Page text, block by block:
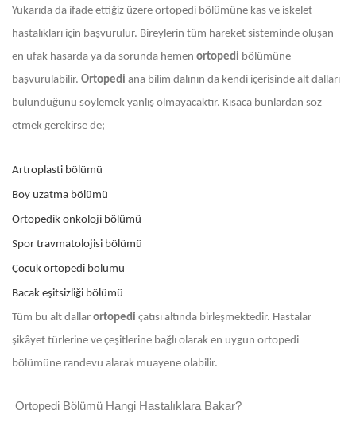
Yukarıda da ifade ettiğiz üzere ortopedi bölümüne kas ve iskelet
hastalıkları için başvurulur. Bireylerin tüm hareket sisteminde oluşan
en ufak hasarda ya da sorunda hemen ortopedi bölümüne
başvurulabilir. Ortopedi ana bilim dalının da kendi içerisinde alt dalları
bulunduğunu söylemek yanlış olmayacaktır. Kısaca bunlardan söz
etmek gerekirse de;
Artroplasti bölümü
Boy uzatma bölümü
Ortopedik onkoloji bölümü
Spor travmatolojisi bölümü
Çocuk ortopedi bölümü
Bacak eşitsizliği bölümü
Tüm bu alt dallar ortopedi çatısı altında birleşmektedir. Hastalar
şikâyet türlerine ve çeşitlerine bağlı olarak en uygun ortopedi
bölümüne randevu alarak muayene olabilir.
Ortopedi Bölümü Hangi Hastalıklara Bakar?